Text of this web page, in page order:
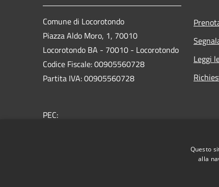
Comune di Locorotondo
Piazza Aldo Moro, 1, 70010
Locorotondo BA - 70010 - Locorotondo
Codice Fiscale: 00905560728
Partita IVA: 00905560728
PEC:
Leggi
Questo
alla